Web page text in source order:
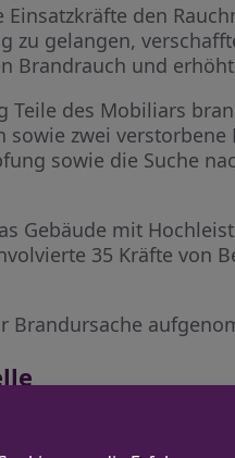
den
zu gelangen,
Brandrauch und
Teile des Mobiliars
zwei
sowie die Suche
Gebäude mit
35 Kräfte von
Brandursache